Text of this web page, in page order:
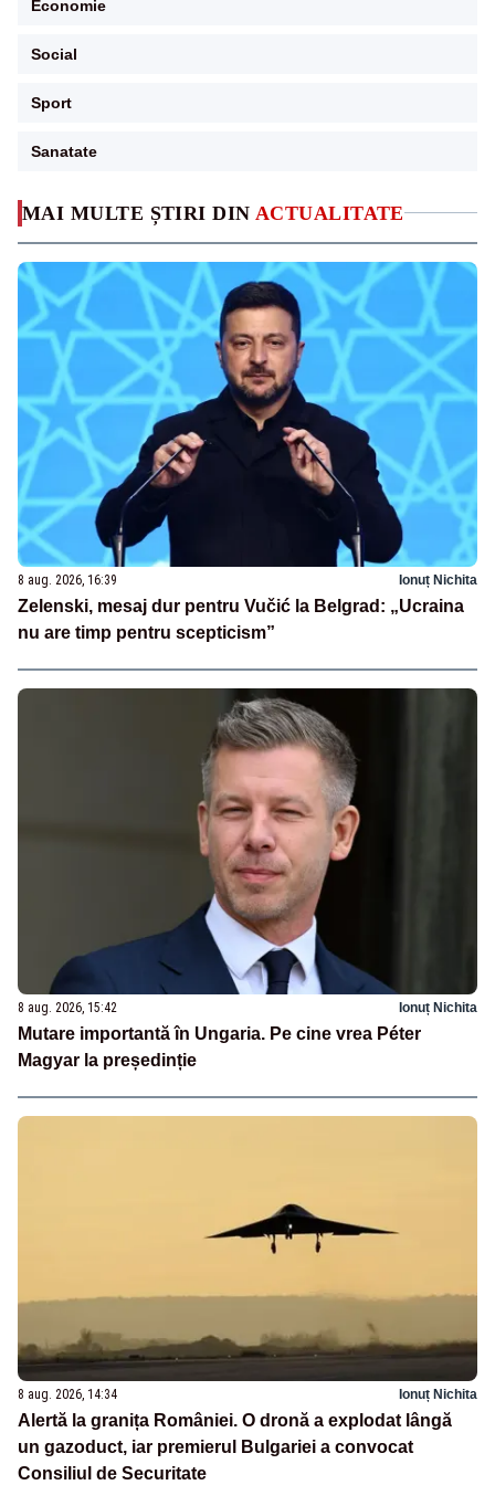
MAI MULTE ȘTIRI DIN ACTUALITATE
8 aug. 2026, 16:39 Ionuț Nichita
Zelenski, mesaj dur pentru Vučić la Belgrad: „Ucraina
nu are timp pentru scepticism”
8 aug. 2026, 15:42 Ionuț Nichita
Mutare importantă în Ungaria. Pe cine vrea Péter
Magyar la președinție
8 aug. 2026, 14:34 Ionuț Nichita
Alertă la granița României. O dronă a explodat lângă
un gazoduct, iar premierul Bulgariei a convocat
Consiliul de Securitate
Economie
Social
Sport
Sanatate